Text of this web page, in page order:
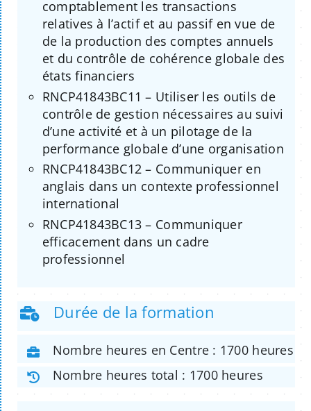
comptablement les transactions
relatives à l’actif et au passif en vue de
de la production des comptes annuels
et du contrôle de cohérence globale des
états financiers
RNCP41843BC11 – Utiliser les outils de
contrôle de gestion nécessaires au suivi
d’une activité et à un pilotage de la
performance globale d’une organisation
RNCP41843BC12 – Communiquer en
anglais dans un contexte professionnel
international
RNCP41843BC13 – Communiquer
efficacement dans un cadre
professionnel
Durée de la formation
Nombre heures en Centre : 1700 heures
Nombre heures total : 1700 heures